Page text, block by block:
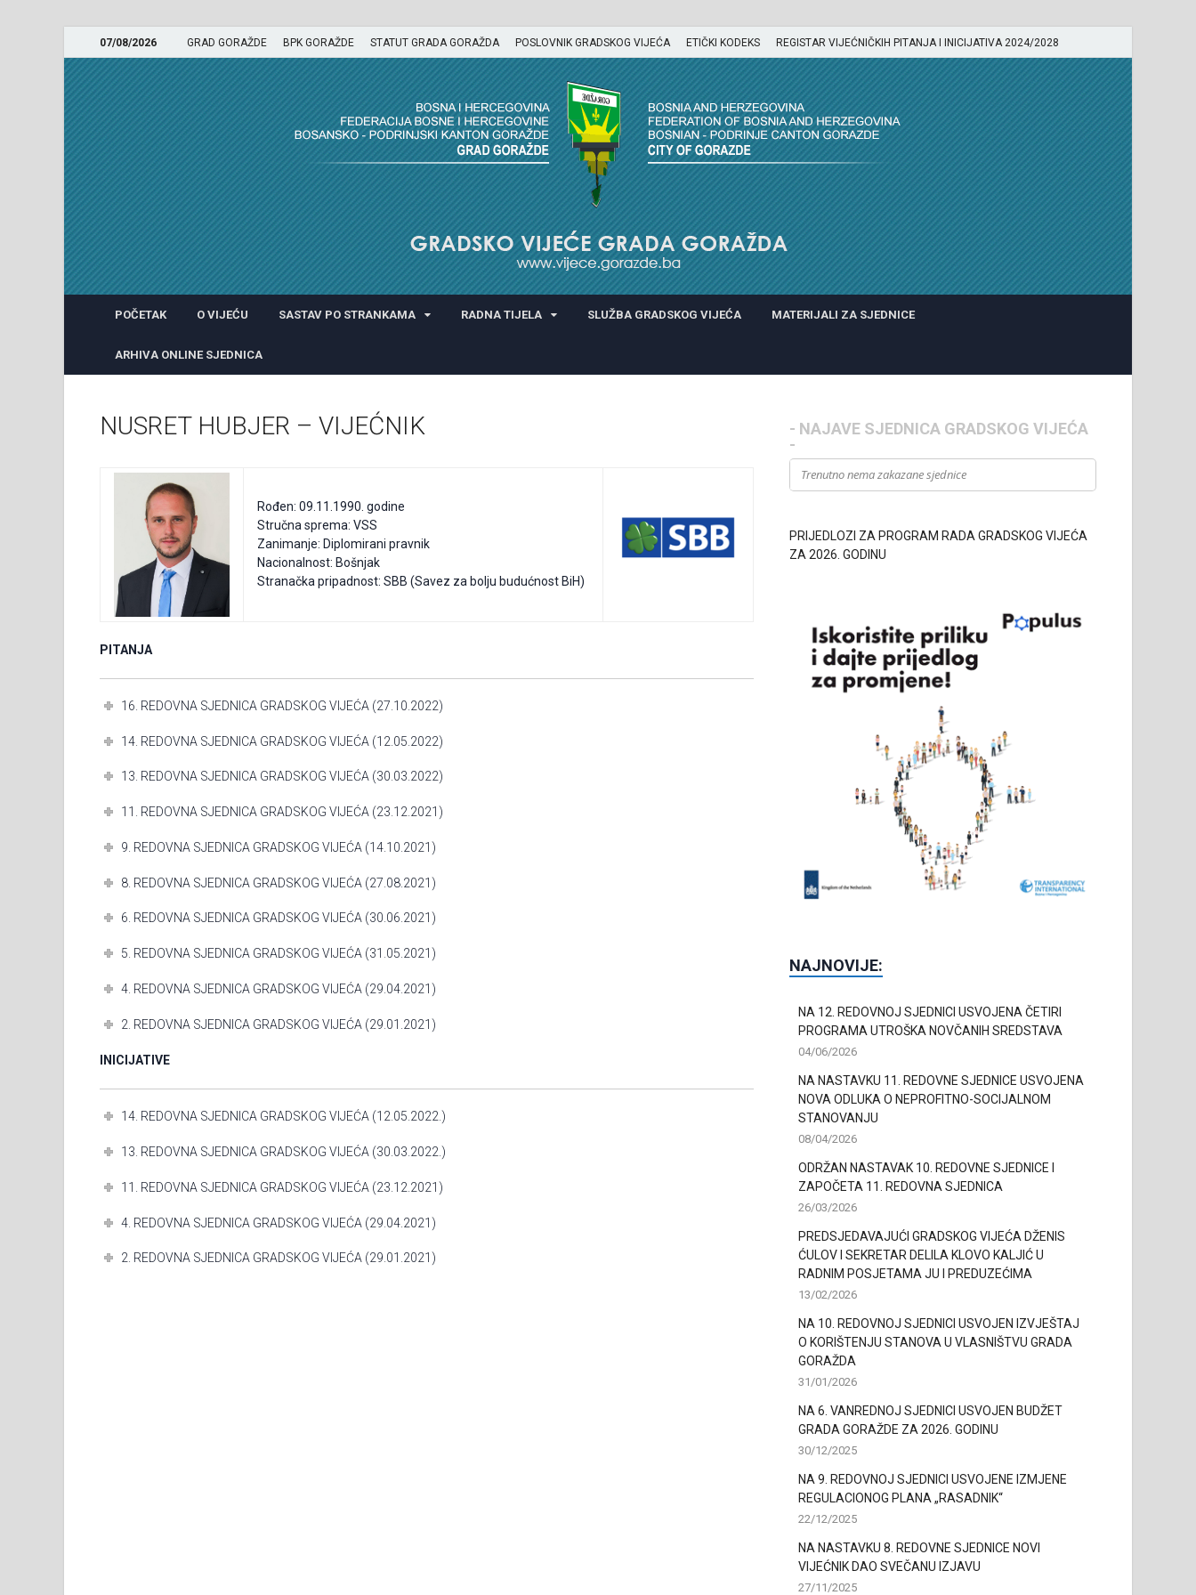
07/08/2026 GRAD GORAŽDE BPK GORAŽDE STATUT GRADA GORAŽDA POSLOVNIK GRADSKOG VIJEĆA ETIČKI KODEKS REGISTAR VIJEĆNIČKIH PITANJA I INICIJATIVA 2024/2028
GRADSKO VIJEĆE GRADA GORAŽDA
POČETAK O VIJEĆU SASTAV PO STRANKAMA RADNA TIJELA SLUŽBA GRADSKOG VIJEĆA MATERIJALI ZA SJEDNICE
ARHIVA ONLINE SJEDNICA
NUSRET HUBJER – VIJEĆNIK
Rođen: 09.11.1990. godine
Stručna sprema: VSS
Zanimanje: Diplomirani pravnik
Nacionalnost: Bošnjak
Stranačka pripadnost: SBB (Savez za bolju budućnost BiH)
PITANJA
16. REDOVNA SJEDNICA GRADSKOG VIJEĆA (27.10.2022)
14. REDOVNA SJEDNICA GRADSKOG VIJEĆA (12.05.2022)
13. REDOVNA SJEDNICA GRADSKOG VIJEĆA (30.03.2022)
11. REDOVNA SJEDNICA GRADSKOG VIJEĆA (23.12.2021)
9. REDOVNA SJEDNICA GRADSKOG VIJEĆA (14.10.2021)
8. REDOVNA SJEDNICA GRADSKOG VIJEĆA (27.08.2021)
6. REDOVNA SJEDNICA GRADSKOG VIJEĆA (30.06.2021)
5. REDOVNA SJEDNICA GRADSKOG VIJEĆA (31.05.2021)
4. REDOVNA SJEDNICA GRADSKOG VIJEĆA (29.04.2021)
2. REDOVNA SJEDNICA GRADSKOG VIJEĆA (29.01.2021)
INICIJATIVE
14. REDOVNA SJEDNICA GRADSKOG VIJEĆA (12.05.2022.)
13. REDOVNA SJEDNICA GRADSKOG VIJEĆA (30.03.2022.)
11. REDOVNA SJEDNICA GRADSKOG VIJEĆA (23.12.2021)
4. REDOVNA SJEDNICA GRADSKOG VIJEĆA (29.04.2021)
2. REDOVNA SJEDNICA GRADSKOG VIJEĆA (29.01.2021)
- NAJAVE SJEDNICA GRADSKOG VIJEĆA
-
Trenutno nema zakazane sjednice
PRIJEDLOZI ZA PROGRAM RADA GRADSKOG VIJEĆA
ZA 2026. GODINU
NAJNOVIJE:
NA 12. REDOVNOJ SJEDNICI USVOJENA ČETIRI
PROGRAMA UTROŠKA NOVČANIH SREDSTAVA
04/06/2026
NA NASTAVKU 11. REDOVNE SJEDNICE USVOJENA
NOVA ODLUKA O NEPROFITNO-SOCIJALNOM
STANOVANJU
08/04/2026
ODRŽAN NASTAVAK 10. REDOVNE SJEDNICE I
ZAPOČETA 11. REDOVNA SJEDNICA
26/03/2026
PREDSJEDAVAJUĆI GRADSKOG VIJEĆA DŽENIS
ĆULOV I SEKRETAR DELILA KLOVO KALJIĆ U
RADNIM POSJETAMA JU I PREDUZEĆIMA
13/02/2026
NA 10. REDOVNOJ SJEDNICI USVOJEN IZVJEŠTAJ
O KORIŠTENJU STANOVA U VLASNIŠTVU GRADA
GORAŽDA
31/01/2026
NA 6. VANREDNOJ SJEDNICI USVOJEN BUDŽET
GRADA GORAŽDE ZA 2026. GODINU
30/12/2025
NA 9. REDOVNOJ SJEDNICI USVOJENE IZMJENE
REGULACIONOG PLANA „RASADNIK“
22/12/2025
NA NASTAVKU 8. REDOVNE SJEDNICE NOVI
VIJEĆNIK DAO SVEČANU IZJAVU
27/11/2025